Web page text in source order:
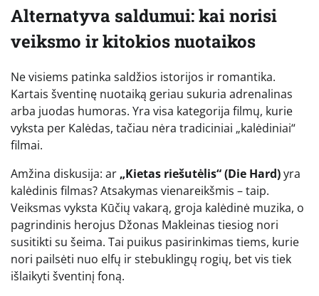
Alternatyva saldumui: kai norisi
veiksmo ir kitokios nuotaikos
Ne visiems patinka saldžios istorijos ir romantika.
Kartais šventinę nuotaiką geriau sukuria adrenalinas
arba juodas humoras. Yra visa kategorija filmų, kurie
vyksta per Kalėdas, tačiau nėra tradiciniai „kalėdiniai“
filmai.
Amžina diskusija: ar „Kietas riešutėlis“ (Die Hard)yra
kalėdinis filmas? Atsakymas vienareikšmis – taip.
Veiksmas vyksta Kūčių vakarą, groja kalėdinė muzika, o
pagrindinis herojus Džonas Makleinas tiesiog nori
susitikti su šeima. Tai puikus pasirinkimas tiems, kurie
nori pailsėti nuo elfų ir stebuklingų rogių, bet vis tiek
išlaikyti šventinį foną.